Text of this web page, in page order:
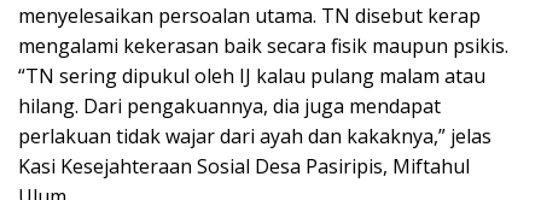
menyelesaikan persoalan utama. TN disebut kerap
mengalami kekerasan baik secara fisik maupun psikis.
“TN sering dipukul oleh IJ kalau pulang malam atau
hilang. Dari pengakuannya, dia juga mendapat
perlakuan tidak wajar dari ayah dan kakaknya,” jelas
Kasi Kesejahteraan Sosial Desa Pasiripis, Miftahul